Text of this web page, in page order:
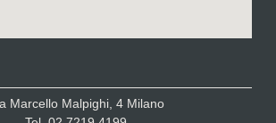
Marcello Malpighi, 4 Milano